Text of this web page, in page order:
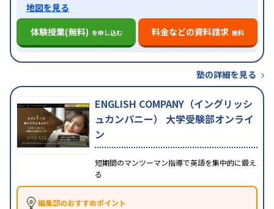
地図を見る
体験授業(無料) を申し込む 料金などの資料請求 無料
塾の詳細を見る
ENGLISH COMPANY（イングリッシ
ュカンパニー） 大学受験部オンライ
ン
短期間のマンツーマン指導で英語を集中的に鍛え
る
編集部のおすすめポイント